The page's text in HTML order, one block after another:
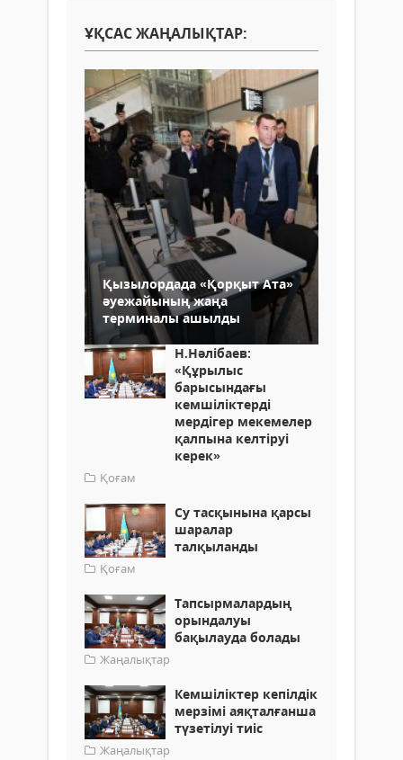
ҰҚСАС ЖАҢАЛЫҚТАР:
Қызылордада «Қорқыт Ата»
әуежайының жаңа
терминалы ашылды
Н.Нәлібаев:
«Құрылыс
барысындағы
кемшіліктерді
мердігер мекемелер
қалпына келтіруі
керек»
Қоғам
Су тасқынына қарсы
шаралар
талқыланды
Қоғам
Тапсырмалардың
орындалуы
бақылауда болады
Жаңалықтар
Кемшіліктер кепілдік
мерзімі аяқталғанша
түзетілуі тиіс
Жаңалықтар